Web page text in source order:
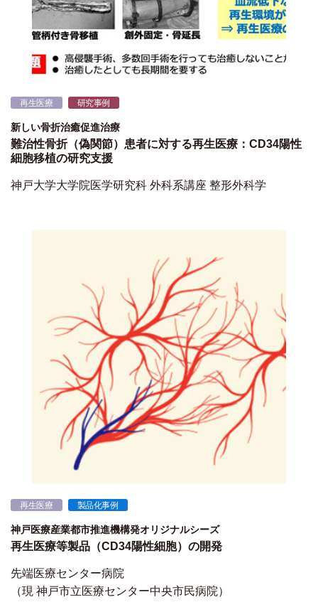
再生医療 研究事例
新しい骨折治癒促進治療
難治性骨折（偽関節）患者に対する再生医療：CD34陽性
細胞移植の研究支援
神戸大学大学院医学研究科 外科系講座 整形外科学
再生医療 製品化事例
神戸医療産業都市推進機構発オリジナルシーズ
再生医療等製品（CD34陽性細胞）の開発
先端医療センター病院
（現 神戸市立医療センター中央市民病院）